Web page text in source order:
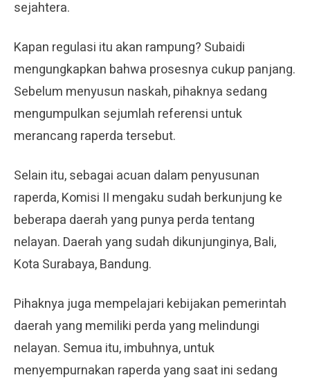
sejahtera.
Kapan regulasi itu akan rampung? Subaidi
mengungkapkan bahwa prosesnya cukup panjang.
Sebelum menyusun naskah, pihaknya sedang
mengumpulkan sejumlah referensi untuk
merancang raperda tersebut.
Selain itu, sebagai acuan dalam penyusunan
raperda, Komisi II mengaku sudah berkunjung ke
beberapa daerah yang punya perda tentang
nelayan. Daerah yang sudah dikunjunginya, Bali,
Kota Surabaya, Bandung.
Pihaknya juga mempelajari kebijakan pemerintah
daerah yang memiliki perda yang melindungi
nelayan. Semua itu, imbuhnya, untuk
menyempurnakan raperda yang saat ini sedang